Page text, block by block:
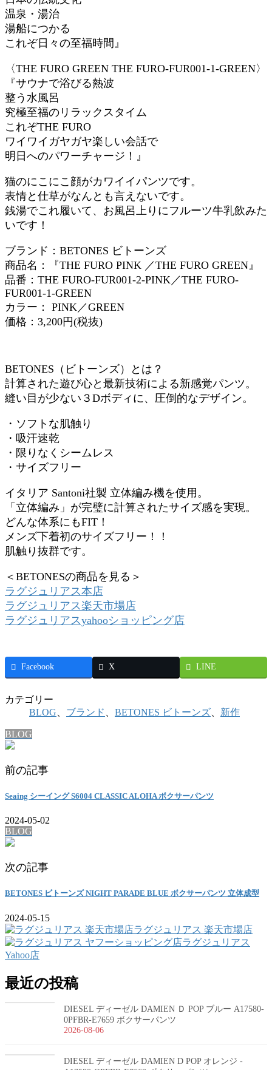
温泉・湯治
湯船につかる
これぞ日々の至福時間』
〈THE FURO GREEN THE FURO-FUR001-1-GREEN〉
『サウナで浴びる熱波
整う水風呂
究極至福のリラックスタイム
これぞTHE FURO
ワイワイガヤガヤ楽しい会話で
明日へのパワーチャージ！』
猫のにこにこ顔がカワイイパンツです。
表情と仕草がなんとも言えないです。
銭湯でこれ履いて、お風呂上りにフルーツ牛乳飲みた
いです！
ブランド：BETONES ビトーンズ
商品名：『THE FURO PINK ／THE FURO GREEN』
品番：THE FURO-FUR001-2-PINK／THE FURO-
FUR001-1-GREEN
カラー： PINK／GREEN
価格：3,200円(税抜)
BETONES（ビトーンズ）とは？
計算された遊び心と最新技術による新感覚パンツ。
縫い目が少ない３Dボディに、圧倒的なデザイン。
・ソフトな肌触り
・吸汗速乾
・限りなくシームレス
・サイズフリー
イタリア Santoni社製 立体編み機を使用。
「立体編み」が完璧に計算されたサイズ感を実現。
どんな体系にもFIT！
メンズ下着初のサイズフリー！！
肌触り抜群です。
＜BETONESの商品を見る＞
ラグジュリアス本店
ラグジュリアス楽天市場店
ラグジュリアスyahooショッピング店
Facebook X LINE
カテゴリー
BLOG
ブランド BETONES ビトーンズ 新作
BLOG
前の記事
Seaing シーイング S6004 CLASSIC ALOHA ボクサーパンツ
2024-05-02
BLOG
次の記事
BETONES ビトーンズ NIGHT PARADE BLUE ボクサーパンツ 立体成型
2024-05-15
ラグジュリアス 楽天市場店
ラグジュリアス
Yahoo店
最近の投稿
DIESEL ディーゼル DAMIEN Ｄ POP ブルー A17580-
0PFBR-E7659 ボクサーパンツ
2026-08-06
DIESEL ディーゼル DAMIEN D POP オレンジ -